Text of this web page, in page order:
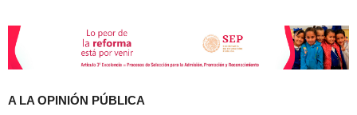
XXII
A LA OPINIÓN PÚBLICA